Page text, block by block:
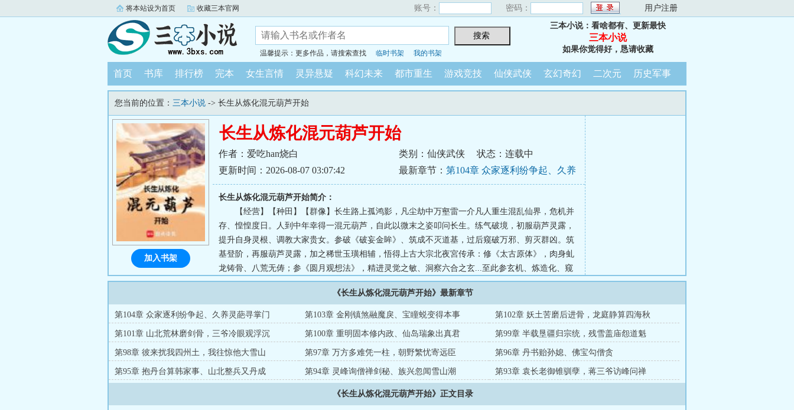
将本站设为首页 收藏三本官网 账号： 密码： 用户注册
温馨提示：更多作品，请搜索查找 临时书架 我的书架
三本小说：看啥都有、更新最快
三本小说
如果你觉得好，恳请收藏
首页 书库 排行榜 完本 女生言情 灵异悬疑 科幻未来 都市重生 游戏竞技 仙侠武侠 玄幻奇幻 二次元 历史军事
您当前的位置： 三本小说 -> 长生从炼化混元葫芦开始
长生从炼化混元葫芦开始
作者：爱吃han烧白 类别：仙侠武侠
状态：连载中
更新时间：2026-08-07 03:07:42
最新章节： 第104章 众家逐利纷争起、久养
灵葩寻掌门
长生从炼化混元葫芦开始简介：
【经营】【种田】【群像】长生路上孤鸿影，凡尘劫中万壑雷一介凡人重生混乱仙界，危机并
存、惶惶度日。人到中年幸得一混元葫芦，自此以微末之姿叩问长生。练气破境，初服葫芦灵露，
提升自身灵根、调教大家贵女。参破《破妄金眸》、筑成不灭道基，过后窥破万邪、剪灭群凶。筑
基登阶，再服葫芦灵露，加之稀世玉璜相辅，悟得上古大宗北夜宮传承：修《太古原体》，肉身虬
龙铸骨、八荒无俦；参《圆月观想法》，精进灵觉之敏、洞察六合之玄...至此参玄机、炼造化、窥
天道，羽化登仙途。凌虚俯瞰处、因果俱作雪。...
加入书架
《长生从炼化混元葫芦开始》最新章节
第104章 众家逐利纷争起、久养灵葩寻掌门 第103章 金刚镇煞融魔戾、宝瞳蜕变得本事 第102章 妖土苦磨后进骨，龙庭静算四海秋
第101章 山北荒林磨剑骨，三爷冷眼观浮沉 第100章 重明固本修内政、仙岛瑞象出真君 第99章 半载垦疆归宗统，残雪盖庙怨道魁
第98章 彼来扰我四州土，我往惊他大雪山 第97章 万方多难凭一柱，朝野繁忧寄远臣 第96章 丹书贻孙媳、佛宝勾僧贪
第95章 抱丹台算韩家事、山北整兵又丹成 第94章 灵峰询僧禅剑秘、族兴忽闻雪山潮 第93章 袁长老御锥驯孽，蒋三爷访峰问禅
《长生从炼化混元葫芦开始》正文目录